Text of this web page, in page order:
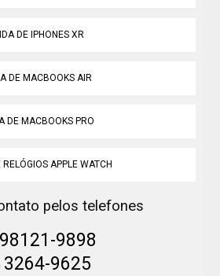
DE IPHONES XR
DE MACBOOKS AIR
DE MACBOOKS PRO
APPLE WATCH
pelos telefones
98121-9898
3264-9625